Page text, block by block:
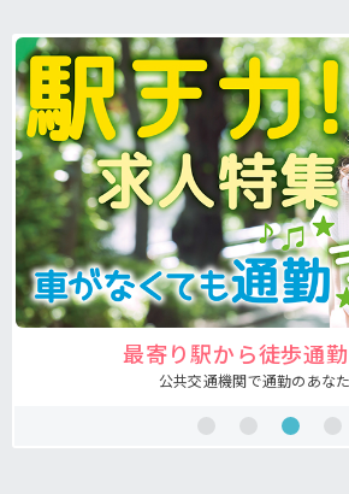
から徒歩通勤求人♪
通機関で通勤のあなたへ！